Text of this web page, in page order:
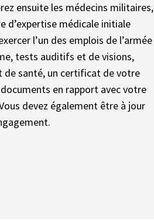
ensuite les médecins militaires,
d’expertise médicale initiale
l’un des emplois de l’armée
tests auditifs et de visions,
de santé, un certificat de votre
en rapport avec votre
devez également être à jour